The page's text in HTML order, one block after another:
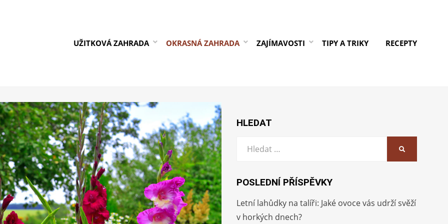
UŽITKOVÁ ZAHRADA OKRASNÁ ZAHRADA ZAJÍMAVOSTI TIPY A TRIKY RECEPTY
HLEDAT
Vyhledat:
POSLEDNÍ PŘÍSPĚVKY
Letní lahůdky na talíři: Jaké ovoce vás udrží svěží
v horkých dnech?